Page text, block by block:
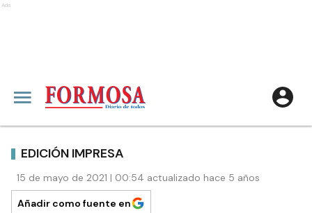
Ads
EDICIÓN IMPRESA
15 de mayo de 2021 | 00:54 actualizado hace 5 años
Añadir como fuente en